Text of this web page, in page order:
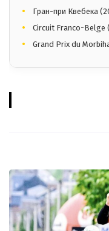
Гран-при Квебека
Circuit Franco-Belge
Grand Prix du